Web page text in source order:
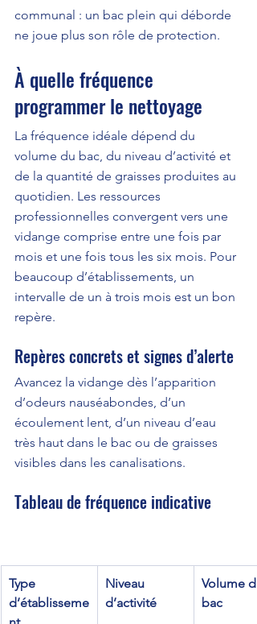
communal : un bac plein qui déborde
ne joue plus son rôle de protection.
À quelle fréquence
programmer le nettoyage
La fréquence idéale dépend du
volume du bac, du niveau d’activité et
de la quantité de graisses produites au
quotidien. Les ressources
professionnelles convergent vers une
vidange comprise entre une fois par
mois et une fois tous les six mois. Pour
beaucoup d’établissements, un
intervalle de un à trois mois est un bon
repère.
Repères concrets et signes d’alerte
Avancez la vidange dès l’apparition
d’odeurs nauséabondes, d’un
écoulement lent, d’un niveau d’eau
très haut dans le bac ou de graisses
visibles dans les canalisations.
Tableau de fréquence indicative
Type
d’établisseme
Niveau
d’activité
Volume
bac